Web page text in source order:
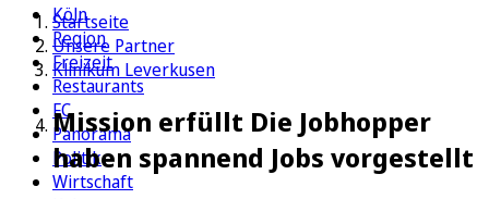
Köln
Region
Freizeit
Restaurants
FC
Panorama
Politik
Wirtschaft
Startseite
Unsere Partner
Klinikum Leverkusen
Mission erfüllt Die Jobhopper
haben spannend Jobs vorgestellt